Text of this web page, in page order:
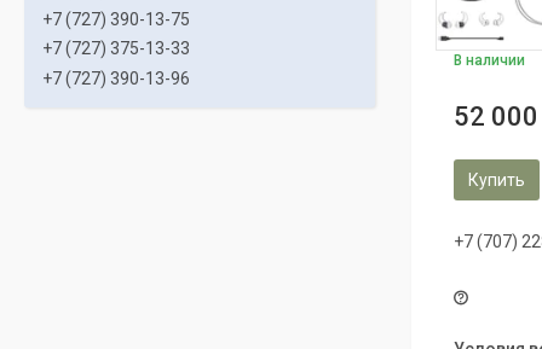
В наличии
52 000
Купить
+7 (707)
+7 (727) 390-13-75
+7 (727) 375-13-33
+7 (727) 390-13-96